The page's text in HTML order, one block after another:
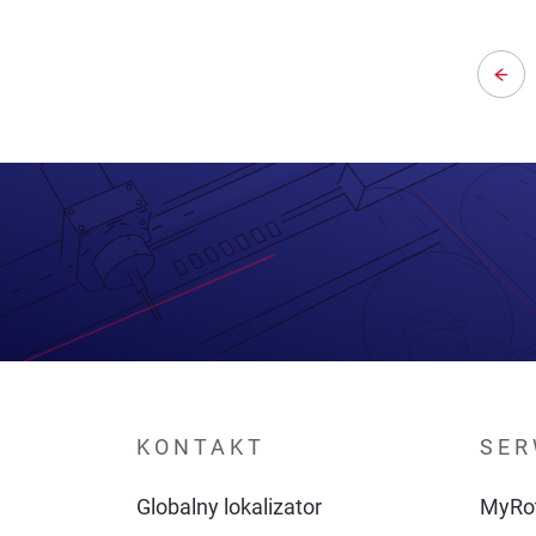
KONTAKT
Globalny lokalizator